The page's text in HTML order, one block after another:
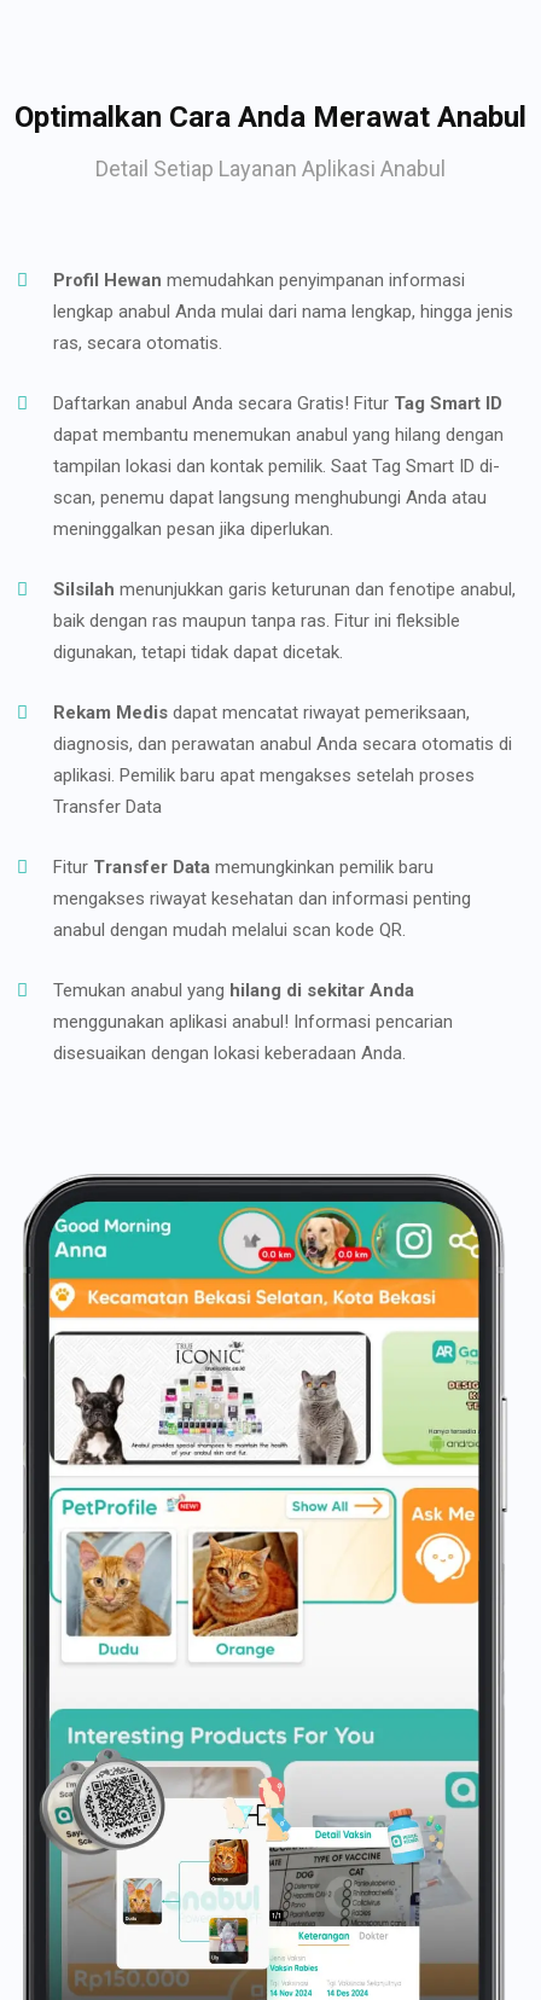
Optimalkan Cara Anda Merawat Anabul
Detail Setiap Layanan Aplikasi Anabul
Profil Hewan memudahkan penyimpanan informasi
lengkap anabul Anda mulai dari nama lengkap, hingga jenis
ras, secara otomatis.
Daftarkan anabul Anda secara Gratis! Fitur Tag Smart ID
dapat membantu menemukan anabul yang hilang dengan
tampilan lokasi dan kontak pemilik. Saat Tag Smart ID di-
scan, penemu dapat langsung menghubungi Anda atau
meninggalkan pesan jika diperlukan.
Silsilah menunjukkan garis keturunan dan fenotipe anabul,
baik dengan ras maupun tanpa ras. Fitur ini fleksible
digunakan, tetapi tidak dapat dicetak.
Rekam Medis dapat mencatat riwayat pemeriksaan,
diagnosis, dan perawatan anabul Anda secara otomatis di
aplikasi. Pemilik baru apat mengakses setelah proses
Transfer Data
Fitur Transfer Data memungkinkan pemilik baru
mengakses riwayat kesehatan dan informasi penting
anabul dengan mudah melalui scan kode QR.
Temukan anabul yang hilang di sekitar Anda
menggunakan aplikasi anabul! Informasi pencarian
disesuaikan dengan lokasi keberadaan Anda.